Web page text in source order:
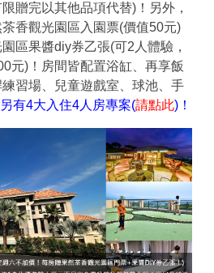
贈完以其他品項代替)！另外，
香觀光園區入園票(價值50元)
區果醬diy券乙張(可2人體驗，
元)！房間皆配置浴缸、再享飯
習場、兒童遊戲室、球池、手
另有4大入住4人房專案(請點此)！